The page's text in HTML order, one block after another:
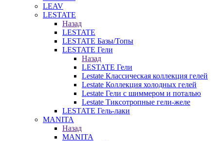
LEAV
LESTATE
Назад
LESTATE
LESTATE Базы/Топы
LESTATE Гели
Назад
LESTATE Гели
Lestate Классическая коллекция гелей
Lestate Коллекция холодных гелей
Lestate Гели с шиммером и поталью
Lestate Тиксотропные гели-желе
LESTATE Гель-лаки
MANITA
Назад
MANITA